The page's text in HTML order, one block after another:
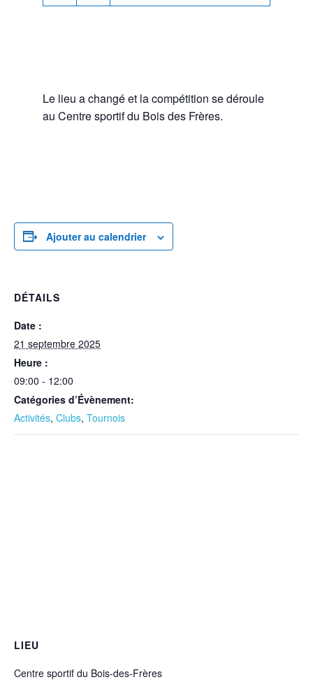
Le lieu a changé et la compétition se déroule
au Centre sportif du Bois des Frères.
Ajouter au calendrier
DÉTAILS
Date :
21 septembre 2025
Heure :
09:00 - 12:00
Catégories d’Évènement:
Activités, Clubs, Tournois
LIEU
Centre sportif du Bois-des-Frères